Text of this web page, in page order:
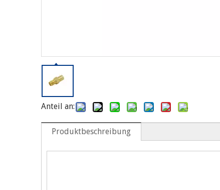
Anteil an:
Produktbeschreibung